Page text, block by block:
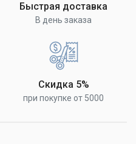
Быстрая доставка
В день заказа
Скидка 5%
при покупке от 5000